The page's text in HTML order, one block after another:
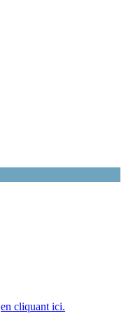
en cliquant ici.